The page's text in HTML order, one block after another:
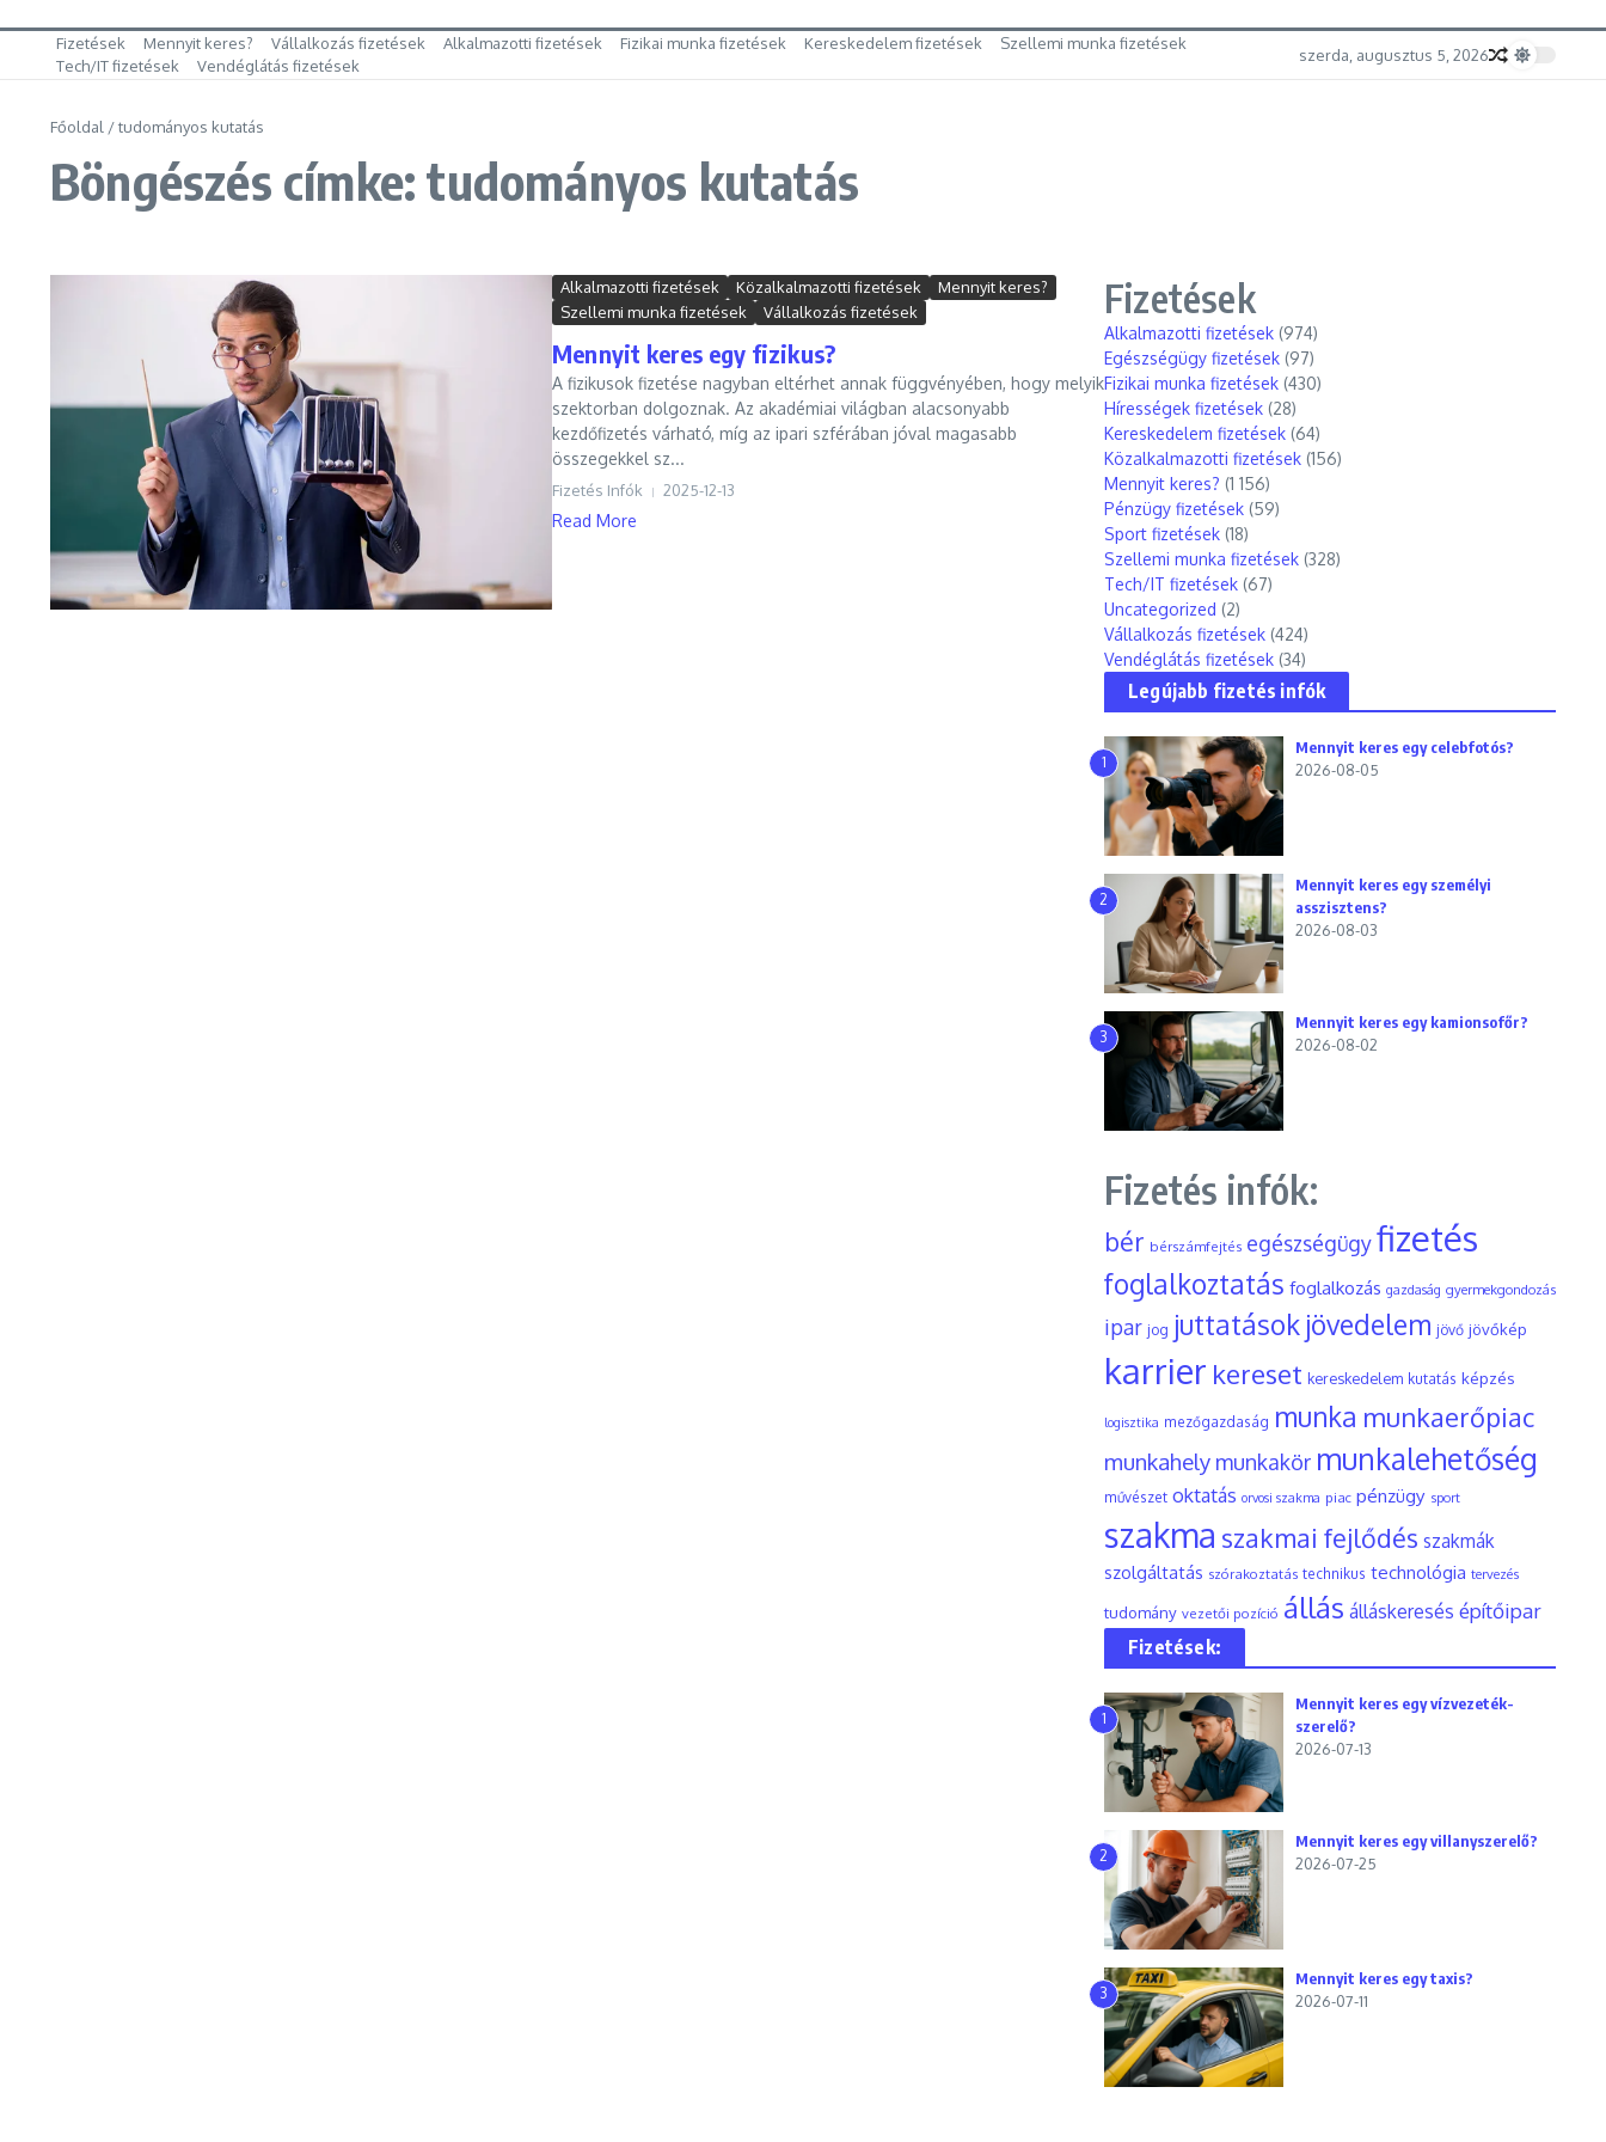
Fizetések Mennyit keres? Vállalkozás fizetések Alkalmazotti fizetések Fizikai munka fizetések Kereskedelem fizetések
Szellemi munka fizetések
Tech/IT fizetések
Vendéglátás fizetések
szerda, augusztus 5, 2026
Főoldal /tudományos kutatás
Böngészés címke: tudományos kutatás
Alkalmazotti fizetések Közalkalmazotti fizetések
Mennyit keres?
Szellemi munka fizetések
Vállalkozás fizetések
Mennyit keres egy fizikus?
A fizikusok fizetése nagyban eltérhet annak függvényében, hogy melyik
szektorban dolgoznak. Az akadémiai világban alacsonyabb
kezdőfizetés várható, míg az ipari szférában jóval magasabb
összegekkel sz...
Fizetés Infók 2025-12-13
Read More
Fizetések
Alkalmazotti fizetések (974)
Egészségügy fizetések (97)
Fizikai munka fizetések (430)
Hírességek fizetések (28)
Kereskedelem fizetések (64)
Közalkalmazotti fizetések (156)
Mennyit keres? (1 156)
Pénzügy fizetések (59)
Sport fizetések (18)
Szellemi munka fizetések (328)
Tech/IT fizetések (67)
Uncategorized (2)
Vállalkozás fizetések (424)
Vendéglátás fizetések (34)
Legújabb fizetés infók
1
Mennyit keres egy celebfotós?
2026-08-05
2
Mennyit keres egy személyi
asszisztens?
2026-08-03
3
Mennyit keres egy kamionsofőr?
2026-08-02
Fizetés infók:
bér bérszámfejtés egészségügyfizetés
foglalkoztatás foglalkozás gazdaság gyermekgondozás
ipar jog juttatások jövedelem jövő jövőkép
karrier kereset kereskedelem kutatás képzés
logisztika mezőgazdaság munka munkaerőpiac
munkahely munkakör munkalehetőség
művészet oktatás orvosi szakma piac pénzügy sport
szakma szakmai fejlődés szakmák
szolgáltatás szórakoztatás technikus technológia tervezés
tudomány vezetői pozíció állás álláskeresés építőipar
Fizetések:
1
Mennyit keres egy vízvezeték-
szerelő?
2026-07-13
2
Mennyit keres egy villanyszerelő?
2026-07-25
3
Mennyit keres egy taxis?
2026-07-11